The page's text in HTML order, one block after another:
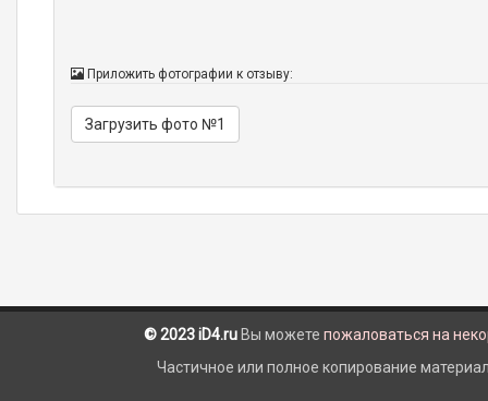
Приложить фотографии к отзыву:
Загрузить фото №1
© 2023 iD4.ru Вы можете пожаловаться на
Частичное или полное копирование